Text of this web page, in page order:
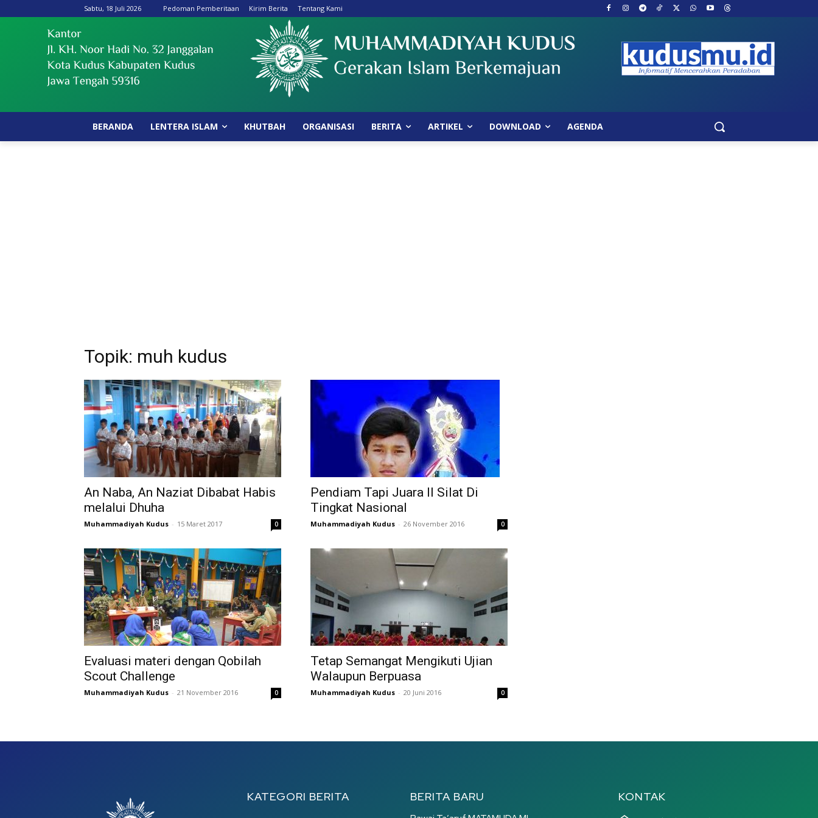
Sabtu, 18 Juli 2026 Pedoman Pemberitaan Kirim Berita Tentang Kami
BERANDA LENTERA ISLAM KHUTBAH ORGANISASI BERITA ARTIKEL DOWNLOAD AGENDA
Topik: muh kudus
An Naba, An Naziat Dibabat Habis
melalui Dhuha
Muhammadiyah Kudus - 15 Maret 2017 0
Pendiam Tapi Juara II Silat Di
Tingkat Nasional
Muhammadiyah Kudus - 26 November 2016 0
Evaluasi materi dengan Qobilah
Scout Challenge
Muhammadiyah Kudus - 21 November 2016 0
Tetap Semangat Mengikuti Ujian
Walaupun Berpuasa
Muhammadiyah Kudus - 20 Juni 2016 0
KATEGORI BERITA BERITA BARU KONTAK